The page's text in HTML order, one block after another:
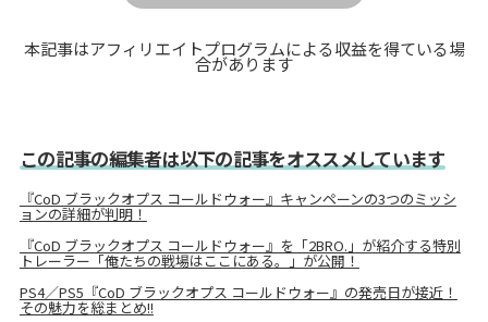
本記事はアフィリエイトプログラムによる収益を得ている場
合があります
この記事の編集者は以下の記事をオススメしています
『CoD ブラックオプス コールドウォー』キャンペーンの3つのミッシ
ョンの詳細が判明！
『CoD ブラックオプス コールドウォー』を「2BRO.」が紹介する特別
トレーラー「俺たちの戦場はここにある。」が公開！
PS4／PS5『CoD ブラックオプス コールドウォー』の発売日が接近！
その魅力を総まとめ!!